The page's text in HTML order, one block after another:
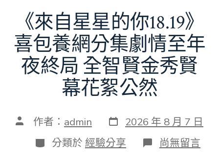
《來自星星的你18.19》
喜包養網分集劇情至年
夜終局 全智賢金秀賢
幕花絮公然
文 作者： admin 發
表
日
期
2026 年 8 月 7 日
分
類
分類於 經驗分享 在
〈《來
尚無留言